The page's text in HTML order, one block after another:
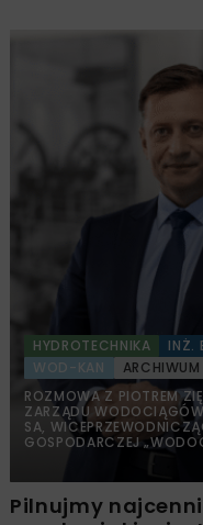
HYDROTECHNIKA
INŻ.
WOD-KAN
ROZMOWA Z PIOTREM
ZARZĄDU
SA,
GOSPODARCZEJ
Pilnujmy